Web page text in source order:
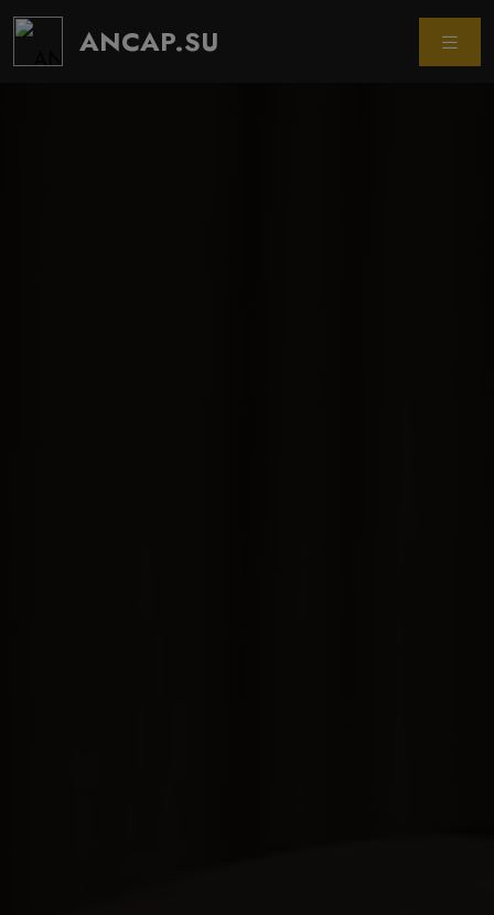
ANCAP.SU